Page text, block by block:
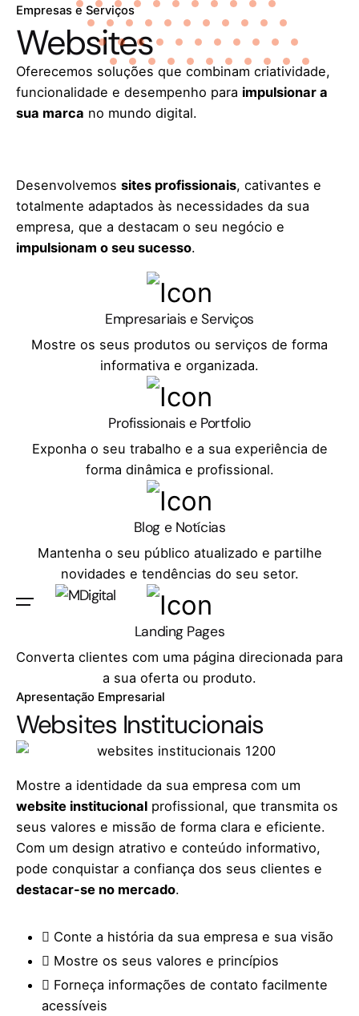
Empresas e Serviços
Websites
Oferecemos soluções que combinam criatividade,
funcionalidade e desempenho para impulsionar a
sua marca no mundo digital.
Desenvolvemos sites profissionais, cativantes e
totalmente adaptados às necessidades da sua
empresa, que a destacam o seu negócio e
impulsionam o seu sucesso.
Empresariais e Serviços
Mostre os seus produtos ou serviços de forma
informativa e organizada.
Profissionais e Portfolio
Exponha o seu trabalho e a sua experiência de
forma dinâmica e profissional.
Blog e Notícias
Mantenha o seu público atualizado e partilhe
novidades e tendências do seu setor.
Landing Pages
Converta clientes com uma página direcionada para
a sua oferta ou produto.
Apresentação Empresarial
Websites Institucionais
Mostre a identidade da sua empresa com um
website institucional profissional, que transmita os
seus valores e missão de forma clara e eficiente.
Com um design atrativo e conteúdo informativo,
pode conquistar a confiança dos seus clientes e
destacar-se no mercado.
Conte a história da sua empresa e sua visão
Mostre os seus valores e princípios
Forneça informações de contato facilmente
acessíveis